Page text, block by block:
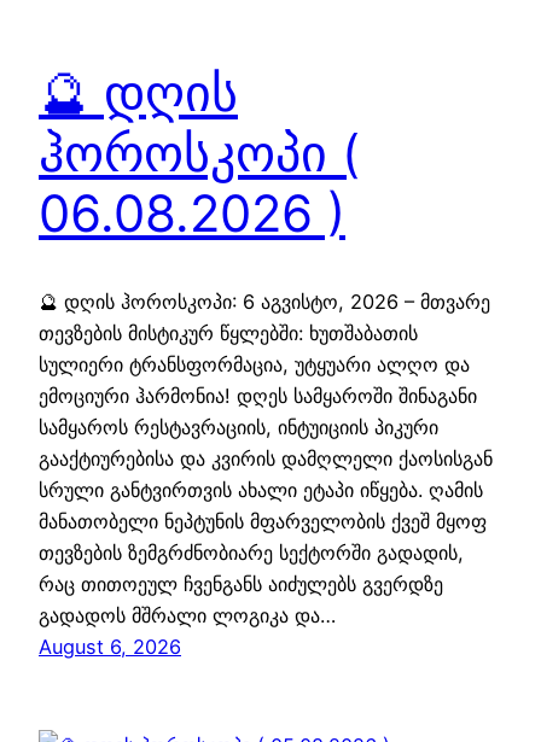
🔮 დღის
ჰოროსკოპი (
06.08.2026 )
🔮 დღის ჰოროსკოპი: 6 აგვისტო, 2026 – მთვარე
თევზების მისტიკურ წყლებში: ხუთშაბათის
სულიერი ტრანსფორმაცია, უტყუარი ალღო და
ემოციური ჰარმონია! დღეს სამყაროში შინაგანი
სამყაროს რესტავრაციის, ინტუიციის პიკური
გააქტიურებისა და კვირის დამღლელი ქაოსისგან
სრული განტვირთვის ახალი ეტაპი იწყება. ღამის
მანათობელი ნეპტუნის მფარველობის ქვეშ მყოფ
თევზების ზემგრძნობიარე სექტორში გადადის,
რაც თითოეულ ჩვენგანს აიძულებს გვერდზე
გადადოს მშრალი ლოგიკა და…
August 6, 2026